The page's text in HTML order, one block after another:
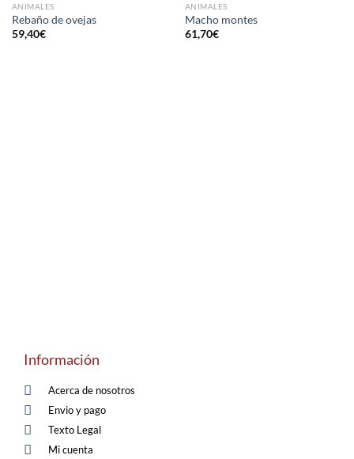
ANIMALES
Rebaño de ovejas
59,40€
ANIMALES
Macho montes
61,70€
Información
Acerca de nosotros
Envio y pago
Texto Legal
Mi cuenta